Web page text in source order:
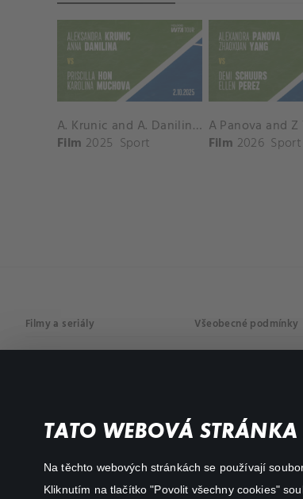
TATO WEBOVÁ
Na těchto webových stránkách se používají
Kliknutím na tlačítko "Povolit všechny cookies"
A. Krunic and A. Danilina vs. P. Hon and K. Muchova Match Highlights - BEIJING_Capital Group Diamond ( October 02, 2025)
Film 2025 Sport
Film 2026 Sport
Filmy a seriály
Akční
Všeobecné podmínky